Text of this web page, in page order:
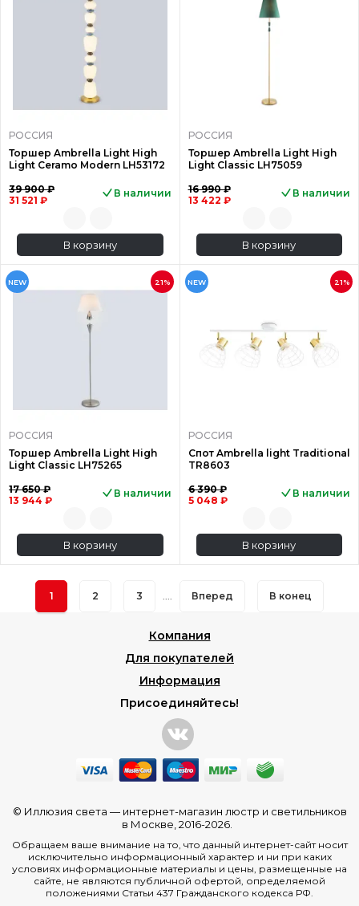
РОССИЯ
Торшер Ambrella Light High
Light Ceramo Modern LH53172
39 900 ₽
31 521 ₽
В наличии
В корзину
РОССИЯ
Торшер Ambrella Light High
Light Classic LH75059
16 990 ₽
13 422 ₽
В наличии
В корзину
NEW 21%
РОССИЯ
Торшер Ambrella Light High
Light Classic LH75265
17 650 ₽
13 944 ₽
В наличии
В корзину
NEW 21%
РОССИЯ
Спот Ambrella light Traditional
TR8603
6 390 ₽
5 048 ₽
В наличии
В корзину
1 2 3 Вперед В конец
Компания
Для покупателей
Информация
Присоединяйтесь!
© Иллюзия света — интернет-магазин люстр и светильников
в Москве , 2016-2026.
Обращаем ваше внимание на то, что данный интернет-сайт носит
исключительно информационный характер и ни при каких
условиях информационные материалы и цены, размещенные на
сайте, не являются публичной офертой, определяемой
положениями Статьи 437 Гражданского кодекса РФ.